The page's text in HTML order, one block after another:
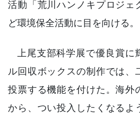
活動「荒川ハンノキプロジェ
ど環境保全活動に目を向ける。
上尾支部科学展で優良賞に
ル回収ボックスの制作では、
投票する機能を付けた。海外
から、つい投入したくなるよ